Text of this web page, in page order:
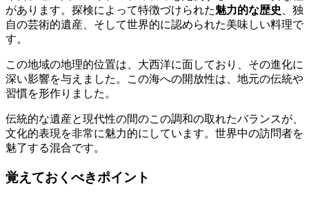
があります。探検によって特徴づけられた魅力的な歴史
、独
自の芸術的遺産、そして世界的に認められた美味しい料理で
す。
この地域の地理的位置は、大西洋に面しており、その進化に
深い影響を与えました。この海への開放性は、地元の伝統や
習慣を形作りました。
伝統的な遺産と現代性の間のこの調和の取れたバランスが、
文化的表現を非常に魅力的にしています。世界中の訪問者を
魅了する混合です。
覚えておくべきポイント